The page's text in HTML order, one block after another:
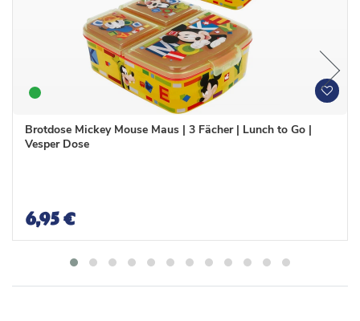
W
e
Brotdose Mickey Mouse Maus | 3 Fächer | Lunch to Go |
Vesper Dose
6,95 €
W
e